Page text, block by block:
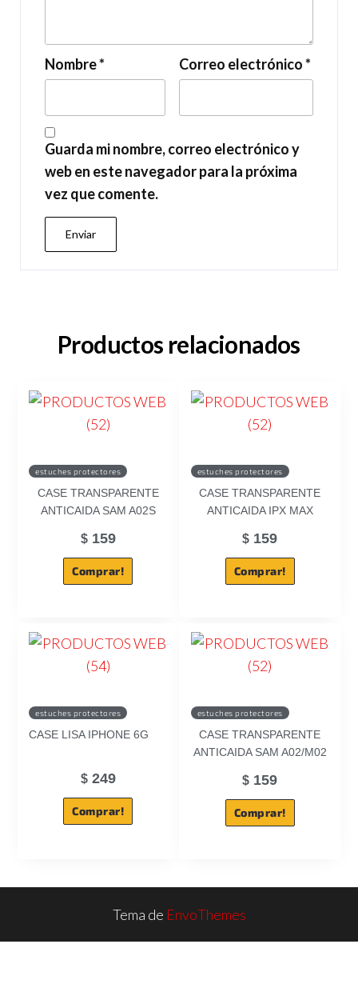
Nombre* Correo electrónico*
Guarda mi nombre, correo electrónico y
web en este navegador para la próxima
vez que comente.
Productos relacionados
estuches protectores
CASE TRANSPARENTE
ANTICAIDA SAM A02S
$159
Comprar!
estuches protectores
CASE TRANSPARENTE
ANTICAIDA IPX MAX
$ 159
Comprar!
estuches protectores
CASE LISA IPHONE 6G
$249
Comprar!
estuches protectores
CASE TRANSPARENTE
ANTICAIDA SAM A02/M02
$ 159
Comprar!
Tema de EnvoThemes